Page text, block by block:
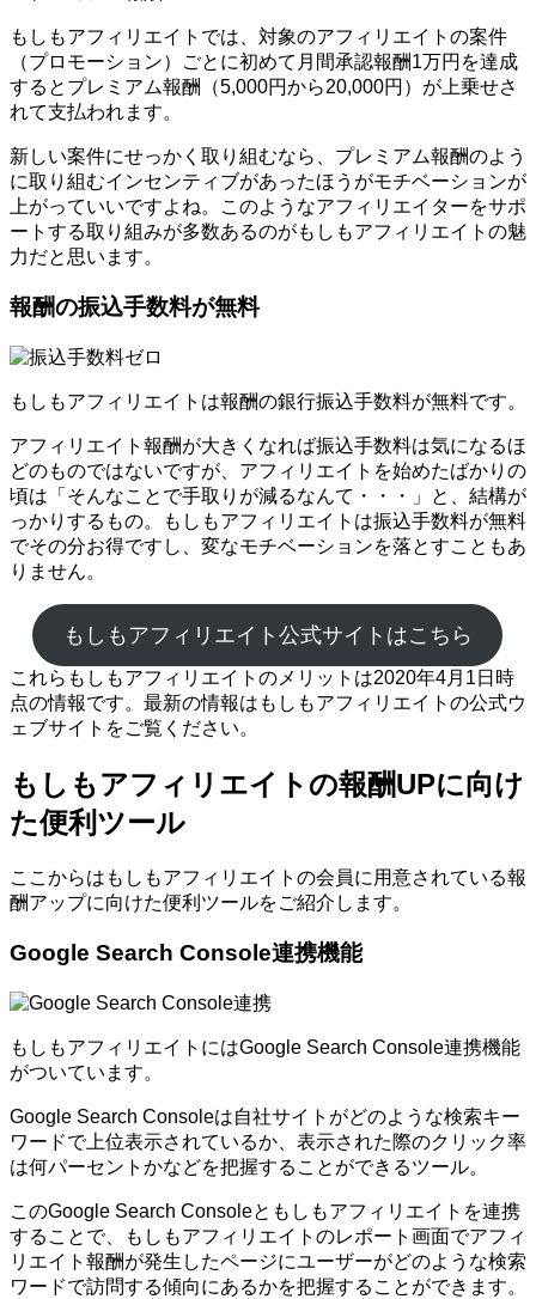
もしもアフィリエイトでは、対象のアフィリエイトの案件
（プロモーション）ごとに初めて月間承認報酬1万円を達成
するとプレミアム報酬（5,000円から20,000円）が上乗せさ
れて支払われます。
新しい案件にせっかく取り組むなら、プレミアム報酬のよう
に取り組むインセンティブがあったほうがモチベーションが
上がっていいですよね。このようなアフィリエイターをサポ
ートする取り組みが多数あるのがもしもアフィリエイトの魅
力だと思います。
報酬の振込手数料が無料
もしもアフィリエイトは報酬の銀行振込手数料が無料です。
アフィリエイト報酬が大きくなれば振込手数料は気になるほ
どのものではないですが、アフィリエイトを始めたばかりの
頃は「そんなことで手取りが減るなんて・・・」と、結構が
っかりするもの。もしもアフィリエイトは振込手数料が無料
でその分お得ですし、変なモチベーションを落とすこともあ
りません。
もしもアフィリエイト公式サイトはこちら
これらもしもアフィリエイトのメリットは2020年4月1日時
点の情報です。最新の情報はもしもアフィリエイトの公式ウ
ェブサイトをご覧ください。
もしもアフィリエイトの報酬UPに向け
た便利ツール
ここからはもしもアフィリエイトの会員に用意されている報
酬アップに向けた便利ツールをご紹介します。
Google Search Console連携機能
もしもアフィリエイトにはGoogle Search Console連携機能
がついています。
Google Search Consoleは自社サイトがどのような検索キー
ワードで上位表示されているか、表示された際のクリック率
は何パーセントかなどを把握することができるツール。
このGoogle Search Consoleともしもアフィリエイトを連携
することで、もしもアフィリエイトのレポート画面でアフィ
リエイト報酬が発生したページにユーザーがどのような検索
ワードで訪問する傾向にあるかを把握することができます。